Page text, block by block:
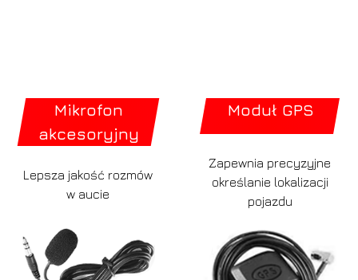
Mikrofon
akcesoryjny
Lepsza jakość rozmów
w aucie
Moduł GPS
Zapewnia precyzyjne
określanie lokalizacji
pojazdu